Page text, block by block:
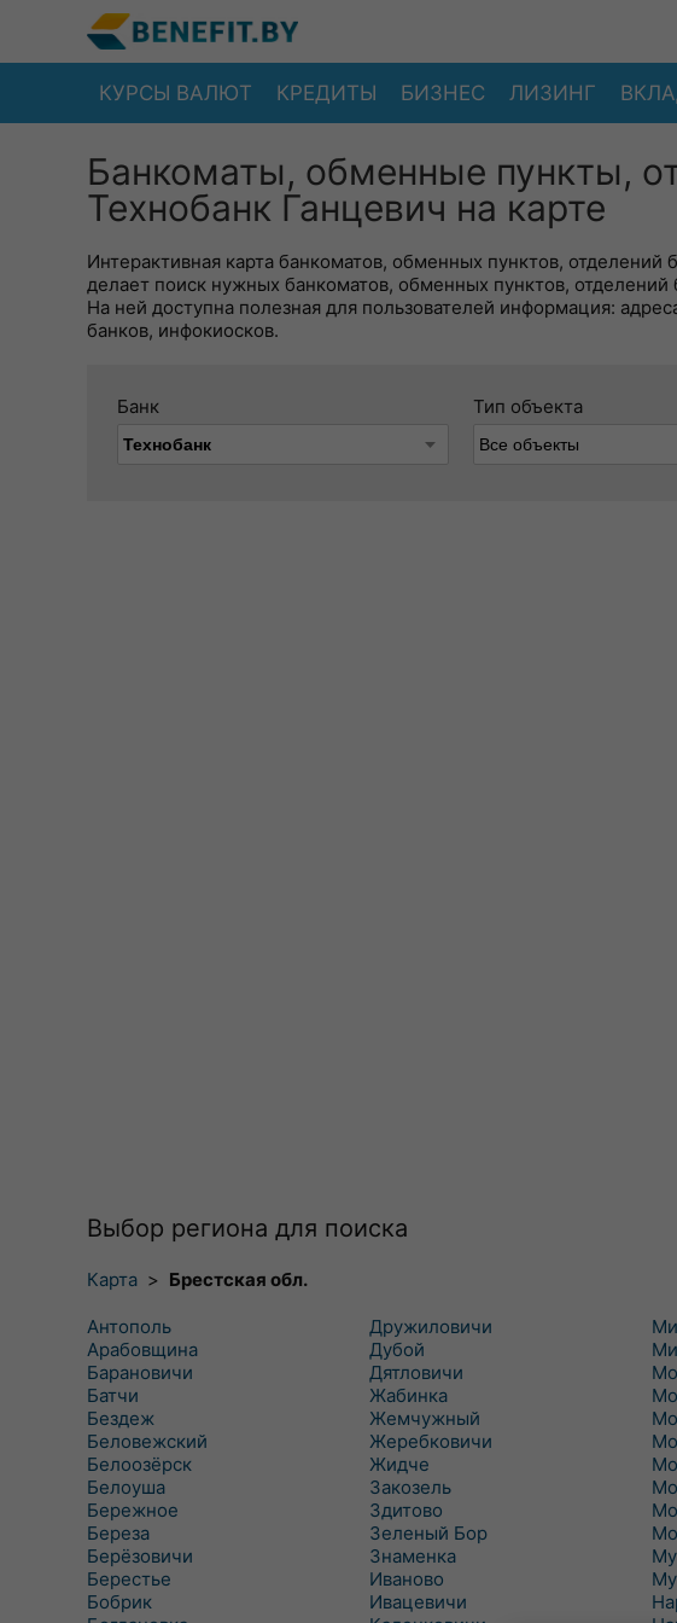
КУРСЫ ВАЛЮТ КРЕДИТЫ БИЗНЕС ЛИЗИНГ
Банкоматы, обменные пункты,
Технобанк Ганцевич на карте
Интерактивная карта банкоматов, обменных пунктов,
делает поиск нужных банкоматов, обменных пунктов,
На ней доступна полезная для пользователей информация:
банков, инфокиосков.
Банк Тип объекта
Выбор региона для поиска
Карта > Брестская обл.
Антополь
Арабовщина
Барановичи
Батчи
Бездеж
Беловежский
Белоозёрск
Белоуша
Бережное
Береза
Берёзовичи
Берестье
Бобрик
Дружиловичи
Дубой
Дятловичи
Жабинка
Жемчужный
Жеребковичи
Жидче
Закозель
Здитово
Зеленый Бор
Знаменка
Иваново
Ивацевичи